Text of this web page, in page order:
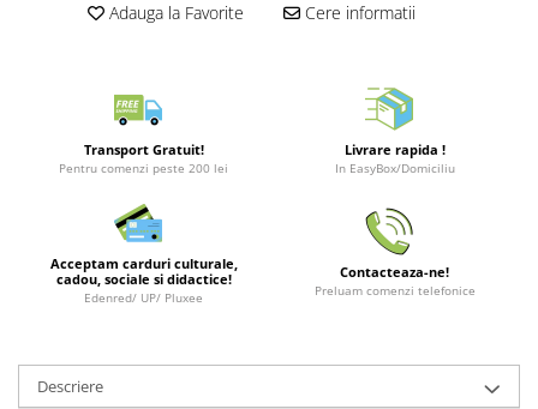
Cani/Pahare
Plusuri si papusi
Decoratiuni
Studio Ghibli/My Neighbor
Totoro/Kiki etc
Adauga la Favorite Cere informatii
Transport Gratuit!
Pentru comenzi peste 200 lei
Livrare rapida !
In EasyBox/Domiciliu
Acceptam carduri culturale,
cadou, sociale si didactice!
Edenred/ UP/ Pluxee
Contacteaza-ne!
Preluam comenzi telefonice
Descriere